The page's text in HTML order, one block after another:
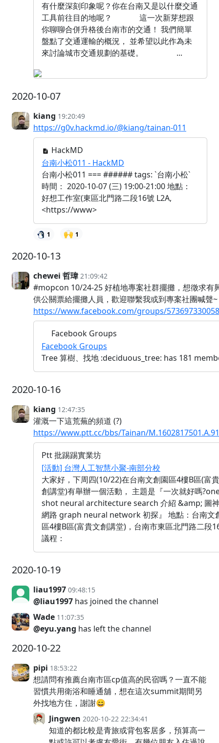
有什麼深刻印象呢？你在台南又是以什麼交通
工具前往目的地呢？ 這一次新芽想跟
你聊聊合併升格後台南市的交通！ 我們簡單
盤點了交通運輸的概況， 並希望以此作為未
來討論城市交通規劃的基礎。 ...
2020-10-07
kiang 19:20:49
https://g0v.hackmd.io/@kiang/tainan-011
HackMD
台南小松011 - HackMD
台南小松011 === ###### tags: `台南小松`
時間： 2020-10-07 (三) 19:00-21:00 地點：
好想工作室(東區北門路二段16號 L2A,
<https://www>
1 🙌 1
2020-10-13
chewei 哲瑋 21:09:42
#mopcon 10/24-25 好植地專案社群擺攤，想徵求有
供公關票給擺攤人員，歡迎聯繫我或到專案社團喊聲~
https://www.facebook.com/groups/
Facebook Groups
Facebook Groups
Tree 算樹、找地 :deciduous_tree: has 181
2020-10-16
kiang 12:47:35
灌溉一下這荒蕪的頻道 (?)
https://www.ptt.cc/bbs/Tainan/
Ptt 批踢踢實業坊
[活動] 台灣人工智慧小聚-南部分校
大家好，下周四(10/22)在台南文創園區4樓B區(富
創講堂)有舉辦一個活動， 主題是『一次就好嗎
shot neural architecture search 介紹 &amp; 圖
網路 graph neural network 初探』 地點：台南文
區4樓B區(富貴文創講堂)，台南市東區北門路二段
議程：
2020-10-19
liau1997 09:48:15
@liau1997 has joined the channel
Wade 11:07:35
@eyu.yang has left the channel
2020-10-22
pipi 18:53:22
想請問有推薦台南市區cp值高的民宿嗎？一直不能
習慣共用衛浴和睡通舖，想在這次summit期間另
外找地方住，謝謝😄
Jingwen 2020-10-22 22:34:41
知道的都比較是青旅或背包客居多，預算高一